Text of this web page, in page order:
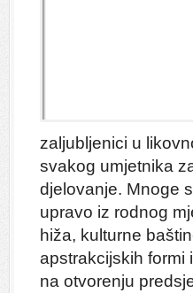
zaljubljenici u
svakog umjetnika
djelovanje. Mnoge
upravo iz rodnog
hiža, kulturne
apstrakcijskih formi
na otvorenju